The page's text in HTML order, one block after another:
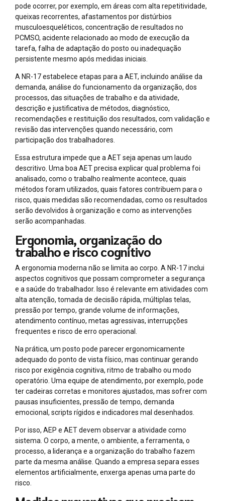
pode ocorrer, por exemplo, em áreas com alta repetitividade,
queixas recorrentes, afastamentos por distúrbios
musculoesqueléticos, concentração de resultados no
PCMSO, acidente relacionado ao modo de execução da
tarefa, falha de adaptação do posto ou inadequação
persistente mesmo após medidas iniciais.
A NR-17 estabelece etapas para a AET, incluindo análise da
demanda, análise do funcionamento da organização, dos
processos, das situações de trabalho e da atividade,
descrição e justificativa de métodos, diagnóstico,
recomendações e restituição dos resultados, com validação e
revisão das intervenções quando necessário, com
participação dos trabalhadores.
Essa estrutura impede que a AET seja apenas um laudo
descritivo. Uma boa AET precisa explicar qual problema foi
analisado, como o trabalho realmente acontece, quais
métodos foram utilizados, quais fatores contribuem para o
risco, quais medidas são recomendadas, como os resultados
serão devolvidos à organização e como as intervenções
serão acompanhadas.
Ergonomia, organização do
trabalho e risco cognitivo
A ergonomia moderna não se limita ao corpo. A NR-17 inclui
aspectos cognitivos que possam comprometer a segurança
e a saúde do trabalhador. Isso é relevante em atividades com
alta atenção, tomada de decisão rápida, múltiplas telas,
pressão por tempo, grande volume de informações,
atendimento contínuo, metas agressivas, interrupções
frequentes e risco de erro operacional.
Na prática, um posto pode parecer ergonomicamente
adequado do ponto de vista físico, mas continuar gerando
risco por exigência cognitiva, ritmo de trabalho ou modo
operatório. Uma equipe de atendimento, por exemplo, pode
ter cadeiras corretas e monitores ajustados, mas sofrer com
pausas insuficientes, pressão de tempo, demanda
emocional, scripts rígidos e indicadores mal desenhados.
Por isso, AEP e AET devem observar a atividade como
sistema. O corpo, a mente, o ambiente, a ferramenta, o
processo, a liderança e a organização do trabalho fazem
parte da mesma análise. Quando a empresa separa esses
elementos artificialmente, enxerga apenas uma parte do
risco.